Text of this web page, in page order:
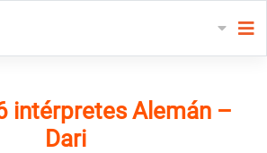
intérpretes Alemán –
Dari